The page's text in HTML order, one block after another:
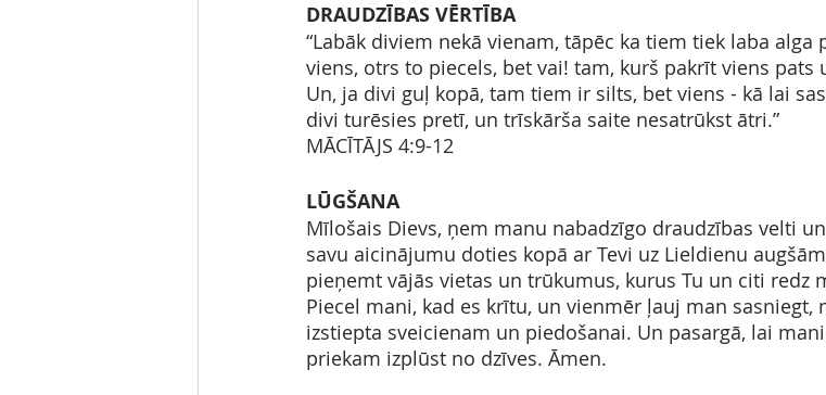
DRAUDZĪBAS VĒRTĪBA
“Labāk diviem nekā vienam, tāpēc ka tiem tiek laba alga
viens, otrs to piecels, bet vai! tam, kurš pakrīt viens pats
Un, ja divi guļ kopā, tam tiem ir silts, bet viens - kā lai
divi turēsies pretī, un trīskārša saite nesatrūkst ātri.”
MĀCĪTĀJS 4:9-12
LŪGŠANA
Mīlošais Dievs, ņem manu nabadzīgo draudzības velti
savu aicinājumu doties kopā ar Tevi uz Lieldienu
pieņemt vājās vietas un trūkumus, kurus Tu un citi redz
Piecel mani, kad es krītu, un vienmēr ļauj man sasniegt,
izstiepta sveicienam un piedošanai. Un pasargā, lai
priekam izplūst no dzīves. Āmen.